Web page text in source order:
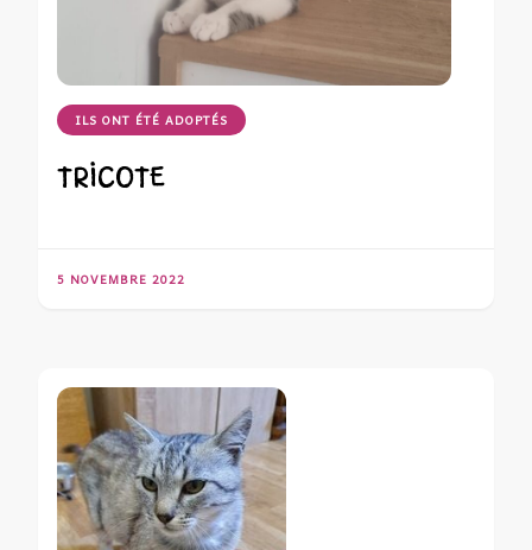
ILS ONT ÉTÉ ADOPTÉS
TRICOTE
5 NOVEMBRE 2022